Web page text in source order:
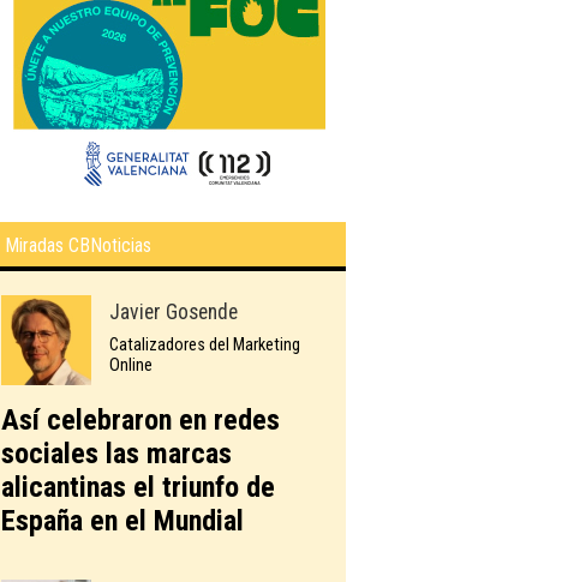
Miradas CBNoticias
Javier Gosende
Catalizadores del Marketing
Online
Así celebraron en redes
sociales las marcas
alicantinas el triunfo de
España en el Mundial